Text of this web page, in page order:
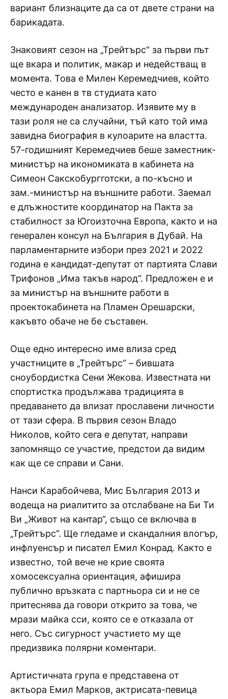
вариант близнаците да са от двете страни на
барикадата.
Знаковият сезон на „Трейтърс“ за първи път
ще вкара и политик, макар и недействащ в
момента. Това е Милен Керемедчиев, който
често е канен в тв студиата като
международен анализатор. Изявите му в
тази роля не са случайни, тъй като той има
завидна биография в кулоарите на властта.
57-годишният Керемедчиев беше заместник-
министър на икономиката в кабинета на
Симеон Сакскобургготски, а по-късно и
зам.-министър на външните работи. Заемал
е длъжностите координатор на Пакта за
стабилност за Югоизточна Европа, както и на
генерален консул на България в Дубай. На
парламентарните избори през 2021 и 2022
година е кандидат-депутат от партията Слави
Трифонов „Има такъв народ“. Предложен е и
за министър на външните работи в
проектокабинета на Пламен Орешарски,
какъвто обаче не бе съставен.
Още едно интересно име влиза сред
участниците в „Трейтърс“ – бившата
сноубордистка Сени Жекова. Известната ни
спортистка продължава традицията в
предаването да влизат прославени личности
от тази сфера. В първия сезон Владо
Николов, който сега е депутат, направи
запомнящо се участие, предстои да видим
как ще се справи и Сани.
Нанси Карабойчева, Мис България 2013 и
водеща на риалитито за отслабване на Би Ти
Ви „Живот на кантар“, също се включва в
„Трейтърс“. Ще гледаме и скандалния влогър,
инфлуенсър и писател Емил Конрад. Както е
известно, той вече не крие своята
хомосексуална ориентация, афишира
публично връзката с партньора си и не се
притеснява да говори открито за това, че
мрази майка сси, която се е отказала от
него. Със сигурност участието му ще
предизвика полярни коментари.
Артистичната група е представена от
актьора Емил Марков, актрисата-певица